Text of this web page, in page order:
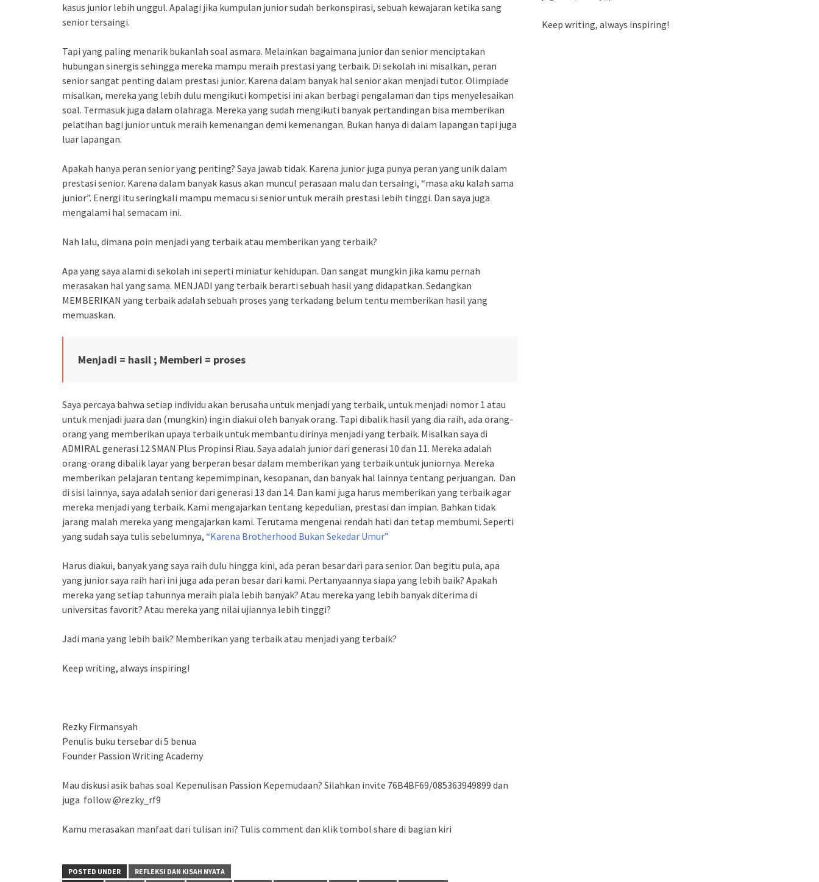
kasus junior lebih unggul. Apalagi jika kumpulan junior sudah berkonspirasi, sebuah kewajaran ketika sang
senior tersaingi.
Tapi yang paling menarik bukanlah soal asmara. Melainkan bagaimana junior dan senior menciptakan
hubungan sinergis sehingga mereka mampu meraih prestasi yang terbaik. Di sekolah ini misalkan, peran
senior sangat penting dalam prestasi junior. Karena dalam banyak hal senior akan menjadi tutor. Olimpiade
misalkan, mereka yang lebih dulu mengikuti kompetisi ini akan berbagi pengalaman dan tips menyelesaikan
soal. Termasuk juga dalam olahraga. Mereka yang sudah mengikuti banyak pertandingan bisa memberikan
pelatihan bagi junior untuk meraih kemenangan demi kemenangan. Bukan hanya di dalam lapangan tapi juga
luar lapangan.
Apakah hanya peran senior yang penting? Saya jawab tidak. Karena junior juga punya peran yang unik dalam
prestasi senior. Karena dalam banyak kasus akan muncul perasaan malu dan tersaingi, “masa aku kalah sama
junior”. Energi itu seringkali mampu memacu si senior untuk meraih prestasi lebih tinggi. Dan saya juga
mengalami hal semacam ini.
Nah lalu, dimana poin menjadi yang terbaik atau memberikan yang terbaik?
Apa yang saya alami di sekolah ini seperti miniatur kehidupan. Dan sangat mungkin jika kamu pernah
merasakan hal yang sama. MENJADI yang terbaik berarti sebuah hasil yang didapatkan. Sedangkan
MEMBERIKAN yang terbaik adalah sebuah proses yang terkadang belum tentu memberikan hasil yang
memuaskan.
Menjadi = hasil ; Memberi = proses
Saya percaya bahwa setiap individu akan berusaha untuk menjadi yang terbaik, untuk menjadi nomor 1 atau
untuk menjadi juara dan (mungkin) ingin diakui oleh banyak orang. Tapi dibalik hasil yang dia raih, ada orang-
orang yang memberikan upaya terbaik untuk membantu dirinya menjadi yang terbaik. Misalkan saya di
ADMIRAL generasi 12 SMAN Plus Propinsi Riau. Saya adalah junior dari generasi 10 dan 11. Mereka adalah
orang-orang dibalik layar yang berperan besar dalam memberikan yang terbaik untuk juniornya. Mereka
memberikan pelajaran tentang kepemimpinan, kesopanan, dan banyak hal lainnya tentang perjuangan. Dan
di sisi lainnya, saya adalah senior dari generasi 13 dan 14. Dan kami juga harus memberikan yang terbaik agar
mereka menjadi yang terbaik. Kami mengajarkan tentang kepedulian, prestasi dan impian. Bahkan tidak
jarang malah mereka yang mengajarkan kami. Terutama mengenai rendah hati dan tetap membumi. Seperti
yang sudah saya tulis sebelumnya, “Karena Brotherhood Bukan Sekedar Umur”
Harus diakui, banyak yang saya raih dulu hingga kini, ada peran besar dari para senior. Dan begitu pula, apa
yang junior saya raih hari ini juga ada peran besar dari kami. Pertanyaannya siapa yang lebih baik? Apakah
mereka yang setiap tahunnya meraih piala lebih banyak? Atau mereka yang lebih banyak diterima di
universitas favorit? Atau mereka yang nilai ujiannya lebih tinggi?
Jadi mana yang lebih baik? Memberikan yang terbaik atau menjadi yang terbaik?
Keep writing, always inspiring!
Rezky Firmansyah
Penulis buku tersebar di 5 benua
Founder Passion Writing Academy
Mau diskusi asik bahas soal Kepenulisan Passion Kepemudaan? Silahkan invite 76B4BF69/085363949899 dan
juga follow @rezky_rf9
Kamu merasakan manfaat dari tulisan ini? Tulis comment dan klik tombol share di bagian kiri
POSTED UNDER
REFLEKSI DAN KISAH NYATA
Keep writing, always inspiring!